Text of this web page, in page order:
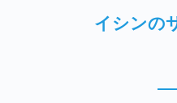
イシンの